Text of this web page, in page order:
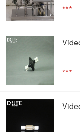
***
***